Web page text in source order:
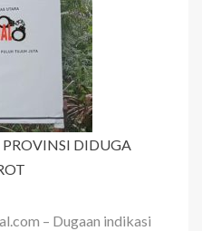
PROVINSI DIDUGA
– Dugaan indikasi